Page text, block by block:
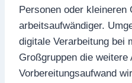
Personen oder kleineren
arbeitsaufwändiger.
digitale Verarbeitung bei
Großgruppen die
Vorbereitungsaufwand